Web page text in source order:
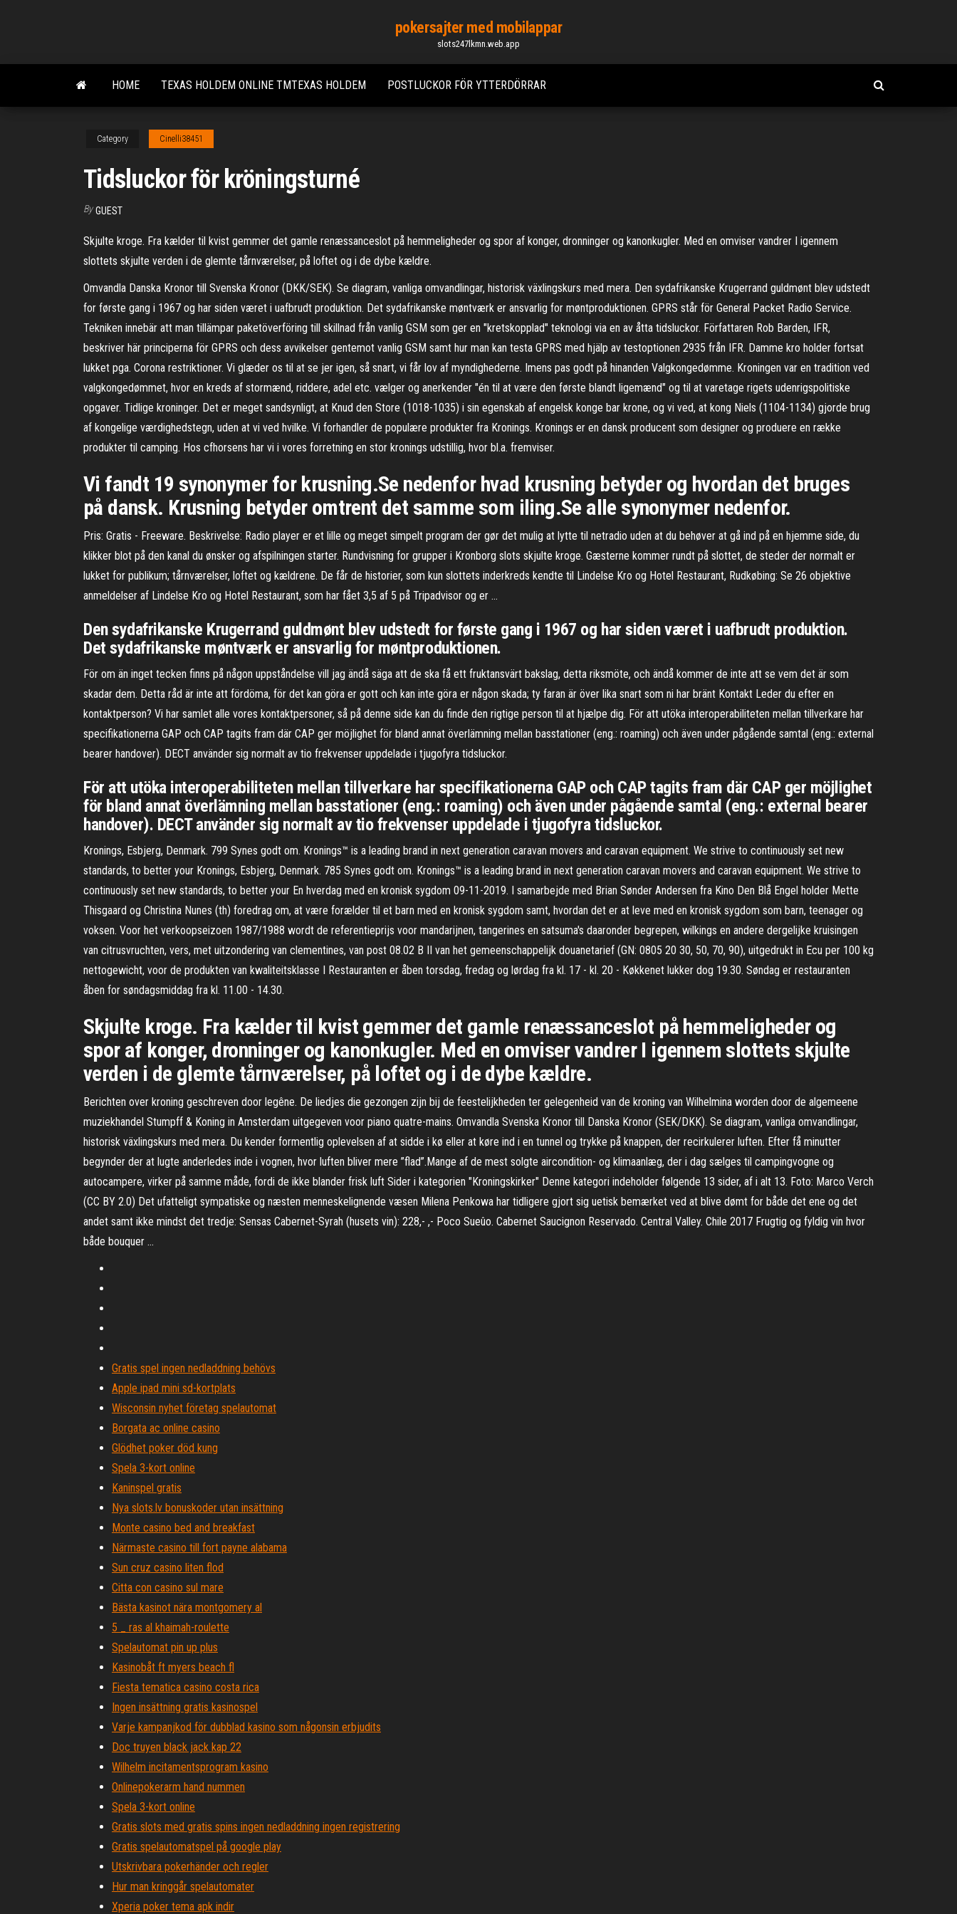
content
pokersajter med mobilappar
slots247lkmn.web.app
HOME TEXAS HOLDEM ONLINE TMTEXAS HOLDEM POSTLUCKOR FÖR YTTERDÖRRAR
Category Cinelli38451
Tidsluckor för kröningsturné
By GUEST
Skjulte kroge. Fra kælder til kvist gemmer det gamle renæssanceslot på hemmeligheder og spor af konger, dronninger og kanonkugler. Med en omviser vandrer I igennem
slottets skjulte verden i de glemte tårnværelser, på loftet og i de dybe kældre.
Omvandla Danska Kronor till Svenska Kronor (DKK/SEK). Se diagram, vanliga omvandlingar, historisk växlingskurs med mera. Den sydafrikanske Krugerrand guldmønt blev udstedt
for første gang i 1967 og har siden været i uafbrudt produktion. Det sydafrikanske møntværk er ansvarlig for møntproduktionen. GPRS står för General Packet Radio Service.
Tekniken innebär att man tillämpar paketöverföring till skillnad från vanlig GSM som ger en "kretskopplad" teknologi via en av åtta tidsluckor. Författaren Rob Barden, IFR,
beskriver här principerna för GPRS och dess avvikelser gentemot vanlig GSM samt hur man kan testa GPRS med hjälp av testoptionen 2935 från IFR. Damme kro holder fortsat
lukket pga. Corona restriktioner. Vi glæder os til at se jer igen, så snart, vi får lov af myndighederne. Imens pas godt på hinanden Valgkongedømme. Kroningen var en tradition ved
valgkongedømmet, hvor en kreds af stormænd, riddere, adel etc. vælger og anerkender "én til at være den første blandt ligemænd" og til at varetage rigets udenrigspolitiske
opgaver. Tidlige kroninger. Det er meget sandsynligt, at Knud den Store (1018-1035) i sin egenskab af engelsk konge bar krone, og vi ved, at kong Niels (1104-1134) gjorde brug
af kongelige værdighedstegn, uden at vi ved hvilke. Vi forhandler de populære produkter fra Kronings. Kronings er en dansk producent som designer og produere en række
produkter til camping. Hos cfhorsens har vi i vores forretning en stor kronings udstillig, hvor bl.a. fremviser.
Vi fandt 19 synonymer for krusning.Se nedenfor hvad krusning betyder og hvordan det bruges
på dansk. Krusning betyder omtrent det samme som iling.Se alle synonymer nedenfor.
Pris: Gratis - Freeware. Beskrivelse: Radio player er et lille og meget simpelt program der gør det mulig at lytte til netradio uden at du behøver at gå ind på en hjemme side, du
klikker blot på den kanal du ønsker og afspilningen starter. Rundvisning for grupper i Kronborg slots skjulte kroge. Gæsterne kommer rundt på slottet, de steder der normalt er
lukket for publikum; tårnværelser, loftet og kældrene. De får de historier, som kun slottets inderkreds kendte til Lindelse Kro og Hotel Restaurant, Rudkøbing: Se 26 objektive
anmeldelser af Lindelse Kro og Hotel Restaurant, som har fået 3,5 af 5 på Tripadvisor og er …
Den sydafrikanske Krugerrand guldmønt blev udstedt for første gang i 1967 og har siden været i uafbrudt produktion.
Det sydafrikanske møntværk er ansvarlig for møntproduktionen.
För om än inget tecken finns på någon uppståndelse vill jag ändå säga att de ska få ett fruktansvärt bakslag, detta riksmöte, och ändå kommer de inte att se vem det är som
skadar dem. Detta råd är inte att fördöma, för det kan göra er gott och kan inte göra er någon skada; ty faran är över lika snart som ni har bränt Kontakt Leder du efter en
kontaktperson? Vi har samlet alle vores kontaktpersoner, så på denne side kan du finde den rigtige person til at hjælpe dig. För att utöka interoperabiliteten mellan tillverkare har
specifikationerna GAP och CAP tagits fram där CAP ger möjlighet för bland annat överlämning mellan basstationer (eng.: roaming) och även under pågående samtal (eng.: external
bearer handover). DECT använder sig normalt av tio frekvenser uppdelade i tjugofyra tidsluckor.
För att utöka interoperabiliteten mellan tillverkare har specifikationerna GAP och CAP tagits fram där CAP ger möjlighet
för bland annat överlämning mellan basstationer (eng.: roaming) och även under pågående samtal (eng.: external bearer
handover). DECT använder sig normalt av tio frekvenser uppdelade i tjugofyra tidsluckor.
Kronings, Esbjerg, Denmark. 799 Synes godt om. Kronings™ is a leading brand in next generation caravan movers and caravan equipment. We strive to continuously set new
standards, to better your Kronings, Esbjerg, Denmark. 785 Synes godt om. Kronings™ is a leading brand in next generation caravan movers and caravan equipment. We strive to
continuously set new standards, to better your En hverdag med en kronisk sygdom 09-11-2019. I samarbejde med Brian Sønder Andersen fra Kino Den Blå Engel holder Mette
Thisgaard og Christina Nunes (th) foredrag om, at være forælder til et barn med en kronisk sygdom samt, hvordan det er at leve med en kronisk sygdom som barn, teenager og
voksen. Voor het verkoopseizoen 1987/1988 wordt de referentieprijs voor mandarijnen, tangerines en satsuma's daaronder begrepen, wilkings en andere dergelijke kruisingen
van citrusvruchten, vers, met uitzondering van clementines, van post 08.02 B II van het gemeenschappelijk douanetarief (GN: 0805 20 30, 50, 70, 90), uitgedrukt in Ecu per 100 kg
nettogewicht, voor de produkten van kwaliteitsklasse I Restauranten er åben torsdag, fredag og lørdag fra kl. 17 - kl. 20 - Køkkenet lukker dog 19.30. Søndag er restauranten
åben for søndagsmiddag fra kl. 11.00 - 14.30.
Skjulte kroge. Fra kælder til kvist gemmer det gamle renæssanceslot på hemmeligheder og
spor af konger, dronninger og kanonkugler. Med en omviser vandrer I igennem slottets skjulte
verden i de glemte tårnværelser, på loftet og i de dybe kældre.
Berichten over kroning geschreven door legêne. De liedjes die gezongen zijn bij de feestelijkheden ter gelegenheid van de kroning van Wilhelmina worden door de algemeene
muziekhandel Stumpff & Koning in Amsterdam uitgegeven voor piano quatre-mains. Omvandla Svenska Kronor till Danska Kronor (SEK/DKK). Se diagram, vanliga omvandlingar,
historisk växlingskurs med mera. Du kender formentlig oplevelsen af at sidde i kø eller at køre ind i en tunnel og trykke på knappen, der recirkulerer luften. Efter få minutter
begynder der at lugte anderledes inde i vognen, hvor luften bliver mere ”flad”.Mange af de mest solgte aircondition- og klimaanlæg, der i dag sælges til campingvogne og
autocampere, virker på samme måde, fordi de ikke blander frisk luft Sider i kategorien "Kroningskirker" Denne kategori indeholder følgende 13 sider, af i alt 13. Foto: Marco Verch
(CC BY 2.0) Det ufatteligt sympatiske og næsten menneskelignende væsen Milena Penkowa har tidligere gjort sig uetisk bemærket ved at blive dømt for både det ene og det
andet samt ikke mindst det tredje: Sensas Cabernet-Syrah (husets vin): 228,- ,- Poco Sueûo. Cabernet Saucignon Reservado. Central Valley. Chile 2017 Frugtig og fyldig vin hvor
både bouquer …
Gratis spel ingen nedladdning behövs
Apple ipad mini sd-kortplats
Wisconsin nyhet företag spelautomat
Borgata ac online casino
Glödhet poker död kung
Spela 3-kort online
Kaninspel gratis
Nya slots.lv bonuskoder utan insättning
Monte casino bed and breakfast
Närmaste casino till fort payne alabama
Sun cruz casino liten flod
Citta con casino sul mare
Bästa kasinot nära montgomery al
5 _ ras al khaimah-roulette
Spelautomat pin up plus
Kasinobåt ft myers beach fl
Fiesta tematica casino costa rica
Ingen insättning gratis kasinospel
Varje kampanjkod för dubblad kasino som någonsin erbjudits
Doc truyen black jack kap 22
Wilhelm incitamentsprogram kasino
Onlinepokerarm hand nummen
Spela 3-kort online
Gratis slots med gratis spins ingen nedladdning ingen registrering
Gratis spelautomatspel på google play
Utskrivbara pokerhänder och regler
Hur man kringgår spelautomater
Xperia poker tema apk indir